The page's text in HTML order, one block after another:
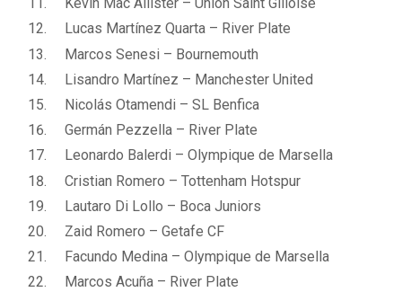
Lucas Martínez Quarta – River Plate
Marcos Senesi – Bournemouth
Lisandro Martínez – Manchester United
Nicolás Otamendi – SL Benfica
Germán Pezzella – River Plate
Leonardo Balerdi – Olympique de Marsella
Cristian Romero – Tottenham Hotspur
Lautaro Di Lollo – Boca Juniors
Zaid Romero – Getafe CF
Facundo Medina – Olympique de Marsella
Marcos Acuña – River Plate